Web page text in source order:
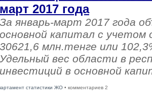
март 2017 года
За январь-март 2017 года
основной капитал с учетом
30621,6 млн.тенге или
Удельный вес области в
инвестиций в основной
статистики ЖО • комментариев 2